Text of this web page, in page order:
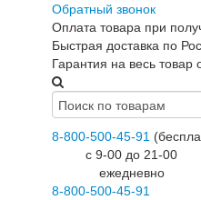
Обратный звонок
Оплата товара при
Быстрая доставка по
Гарантия на весь товар
8-800-500-45-91
c 9-00 до 21-00
ежедневно
8-800-500-45-91